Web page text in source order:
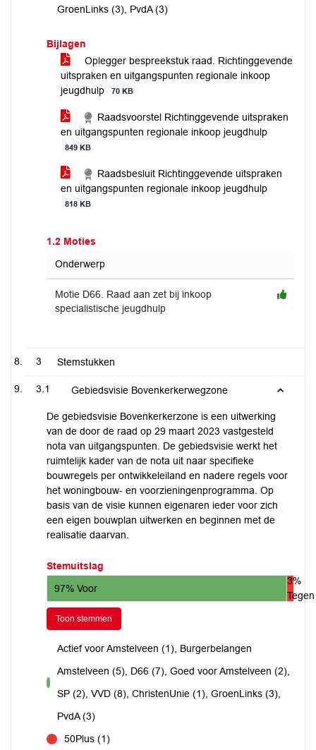
GroenLinks (3), PvdA (3)
Bijlagen
Oplegger bespreekstuk raad. Richtinggevende
uitspraken en uitgangspunten regionale inkoop
jeugdhulp
70 KB
Raadsvoorstel Richtinggevende uitspraken
en uitgangspunten regionale inkoop jeugdhulp
849 KB
Raadsbesluit Richtinggevende uitspraken
en uitgangspunten regionale inkoop jeugdhulp
818 KB
1.2 Moties
Onderwerp
Motie D66. Raad aan zet bij inkoop
specialistische jeugdhulp
3 Stemstukken
3.1 Gebiedsvisie Bovenkerkerwegzone
De gebiedsvisie Bovenkerkerzone is een uitwerking
van de door de raad op 29 maart 2023 vastgesteld
nota van uitgangspunten. De gebiedsvisie werkt het
ruimtelijk kader van de nota uit naar specifieke
bouwregels per ontwikkeleiland en nadere regels voor
het woningbouw- en voorzieningenprogramma. Op
basis van de visie kunnen eigenaren ieder voor zich
een eigen bouwplan uitwerken en beginnen met de
realisatie daarvan.
Stemuitslag
97% Voor
3%
Tegen
Toon stemmen
voor
Actief voor Amstelveen (1), Burgerbelangen
Amstelveen (5), D66 (7), Goed voor Amstelveen (2),
SP (2), VVD (8), ChristenUnie (1), GroenLinks (3),
PvdA (3)
50Plus (1)